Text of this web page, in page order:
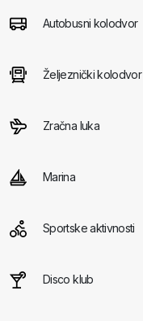
Autobusni kolodvor
Željeznički kolodvor
Zračna luka
Marina
Sportske aktivnosti
Disco klub